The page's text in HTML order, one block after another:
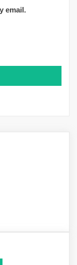
email.